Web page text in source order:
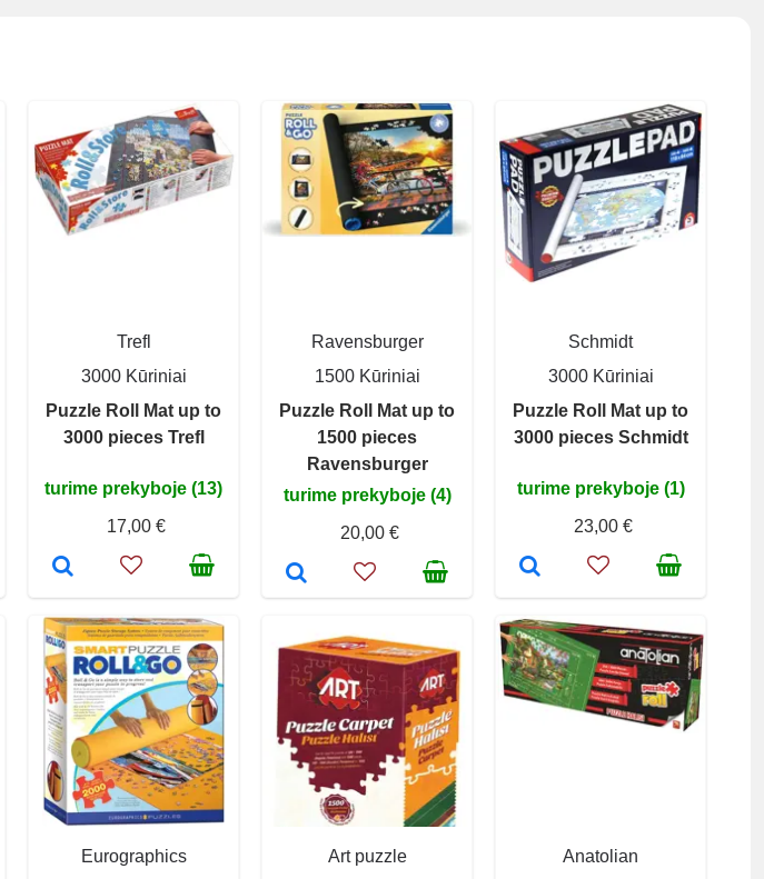
Trefl
3000 Kūriniai
Puzzle Roll Mat up to
3000 pieces Trefl
turime prekyboje (13)
17,00 €
Ravensburger
1500 Kūriniai
Puzzle Roll Mat up to
1500 pieces
Ravensburger
turime prekyboje (4)
20,00 €
Schmidt
3000 Kūriniai
Puzzle Roll Mat up to
3000 pieces Schmidt
turime prekyboje (1)
23,00 €
Eurographics
Art puzzle
Anatolian